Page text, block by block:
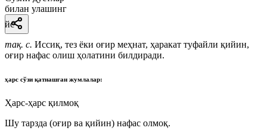
билан улашинг
йс
тақ. с. Иссиқ, тез ёки оғир меҳнат, ҳаракат туфайли қийин,
оғир нафас олиш ҳолатини билдиради.
ҳарс сўзи қатнашган жумлалар:
Ҳарс-ҳарс қилмоқ
Шу тарзда (оғир ва қийин) нафас олмоқ.